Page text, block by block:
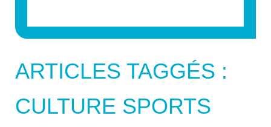
ARTICLES TAGGÉS :
CULTURE SPORTS